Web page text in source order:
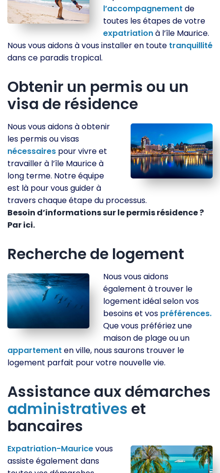
l’accompagnement de
toutes les étapes de votre
expatriationà l’île Maurice.
Nous vous aidons à vous installer en toute tranquillité
dans ce paradis tropical.
Obtenir un permis ou un
visa de résidence
Nous vous aidons à obtenir
les permis ou visas
nécessaires pour vivre et
travailler à l’île Maurice à
long terme. Notre équipe
est là pour vous guider à
travers chaque étape du processus.
Besoin d’informations sur le permis résidence ?
Par ici.
Recherche de logement
Nous vous aidons
également à trouver le
logement idéal selon vos
besoins et vos préférences.
Que vous préfériez une
maison de plage ou un
appartement en ville, nous saurons trouver le
logement parfait pour votre nouvelle vie.
Assistance aux démarches
administratives et
bancaires
Expatriation-Mauricevous
assiste également dans